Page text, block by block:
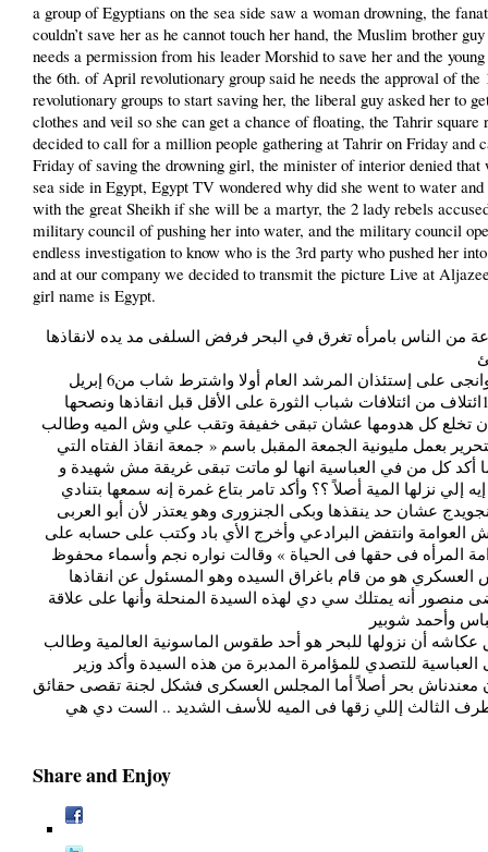
a group of Egyptians on the sea side saw a woman drowning, the
couldn’t save her as he cannot touch her hand, the Muslim brother
needs a permission from his leader Morshid to save her and the
the 6th. of April revolutionary group said he needs the approval of the
revolutionary groups to start saving her, the liberal guy asked her to
clothes and veil so she can get a chance of floating, the Tahrir square
decided to call for a million people gathering at Tahrir on Friday and
Friday of saving the drowning girl, the minister of interior denied that
sea side in Egypt, Egypt TV wondered why did she went to water and
with the great Sheikh if she will be a martyr, the 2 lady rebels
military council of pushing her into water, and the military council
endless investigation to know who is the 3rd party who pushed her
and at our company we decided to transmit the picture Live at
girl name is Egypt.
من الناس بامرأه تغرق في البحر فرفض السلفى مد يده لانقاذها
وأصر الإخوانجى على إستئذان المرشد العام أولا واشترط شاب من6 إبريل
موافقة 130ائتلاف من ائتلافات شباب الثورة على الأقل قبل انقاذها ونصحها
أن تخلع كل هدومها عشان تبقى خفيفة وتقب علي وش الميه وطالب
بعمل مليونية الجمعة المقبل باسم « جمعة انقاذ الفتاه التي
أكد كل من في العباسية انها لو ماتت تبقى غريقة مش شهيدة و
إلي نزلها المية أصلاً ؟؟ وأكد تامر بتاع غمرة إنه سمعها بتنادي
عشان حد ينقذها وبكى الجنزورى وهو يعتذر لأن أبو العربى
العوامة وانتفض البرادعي وأخرج الأي باد وكتب على حسابه على
المرأه فى حقها فى الحياة » وقالت نواره نجم وأسماء محفوظ
العسكري هو من قام باغراق السيده وهو المسئول عن انقاذها
منصور أنه يمتلك سي دي لهذه السيدة المنحلة وأنها على علاقة
وأحمد شوبير
عكاشه أن نزولها للبحر هو أحد طقوس الماسونية العالمية وطالب
العباسية للتصدي للمؤامرة المدبرة من هذه السيدة وأكد وزير
معندناش بحر أصلاً أما المجلس العسكرى فشكل لجنة تقصى حقائق
الثالث إللي زقها فى الميه للأسف الشديد .. الست دي هي
Share and Enjoy